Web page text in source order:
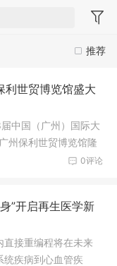
推荐
世贸博览馆盛大
中国（广州）国际大
州保利世贸博览馆隆
建设展”“食药同源与
0评论
”开启再生医学新
直接重编程将在未来
统疾病到心血管疾